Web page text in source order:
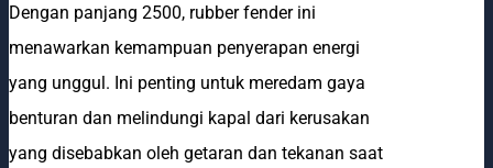
Dengan panjang 2500, rubber fender ini
menawarkan kemampuan penyerapan energi
yang unggul. Ini penting untuk meredam gaya
benturan dan melindungi kapal dari kerusakan
yang disebabkan oleh getaran dan tekanan saat